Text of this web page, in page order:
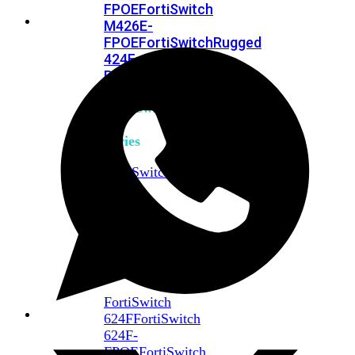
FPOEFortiSwitch
M426E-
FPOEFortiSwitchRugged
424F-
POE
FortiSwitch
500
Series
FortiSwitch
FortiSwitch
624FFortiSwitch
624F-
FPOEFortiSwitch